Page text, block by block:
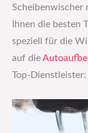
Scheibenwischer
Ihnen die besten
speziell für die
auf die
Top-Dienstleister: